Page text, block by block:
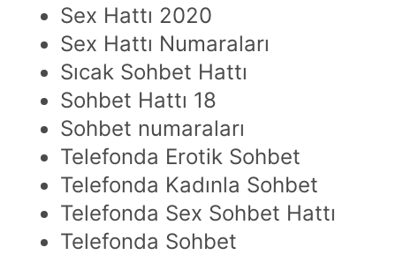
Sex Hattı 2020
Sex Hattı Numaraları
Sıcak Sohbet Hattı
Sohbet Hattı 18
Sohbet numaraları
Telefonda Erotik Sohbet
Telefonda Kadınla Sohbet
Telefonda Sex Sohbet Hattı
Telefonda Sohbet